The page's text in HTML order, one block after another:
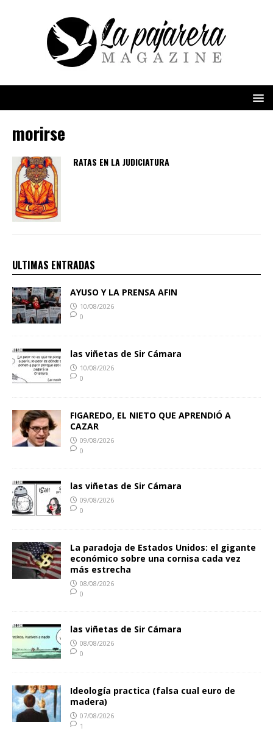
morirse
RATAS EN LA JUDICIATURA
ULTIMAS ENTRADAS
AYUSO Y LA PRENSA AFIN
10/08/2026
0
las viñetas de Sir Cámara
10/08/2026
0
FIGAREDO, EL NIETO QUE APRENDIÓ A
CAZAR
09/08/2026
0
las viñetas de Sir Cámara
09/08/2026
0
La paradoja de Estados Unidos: el gigante
económico sobre una cornisa cada vez
más estrecha
08/08/2026
0
las viñetas de Sir Cámara
08/08/2026
0
Ideología practica (falsa cual euro de
madera)
07/08/2026
1